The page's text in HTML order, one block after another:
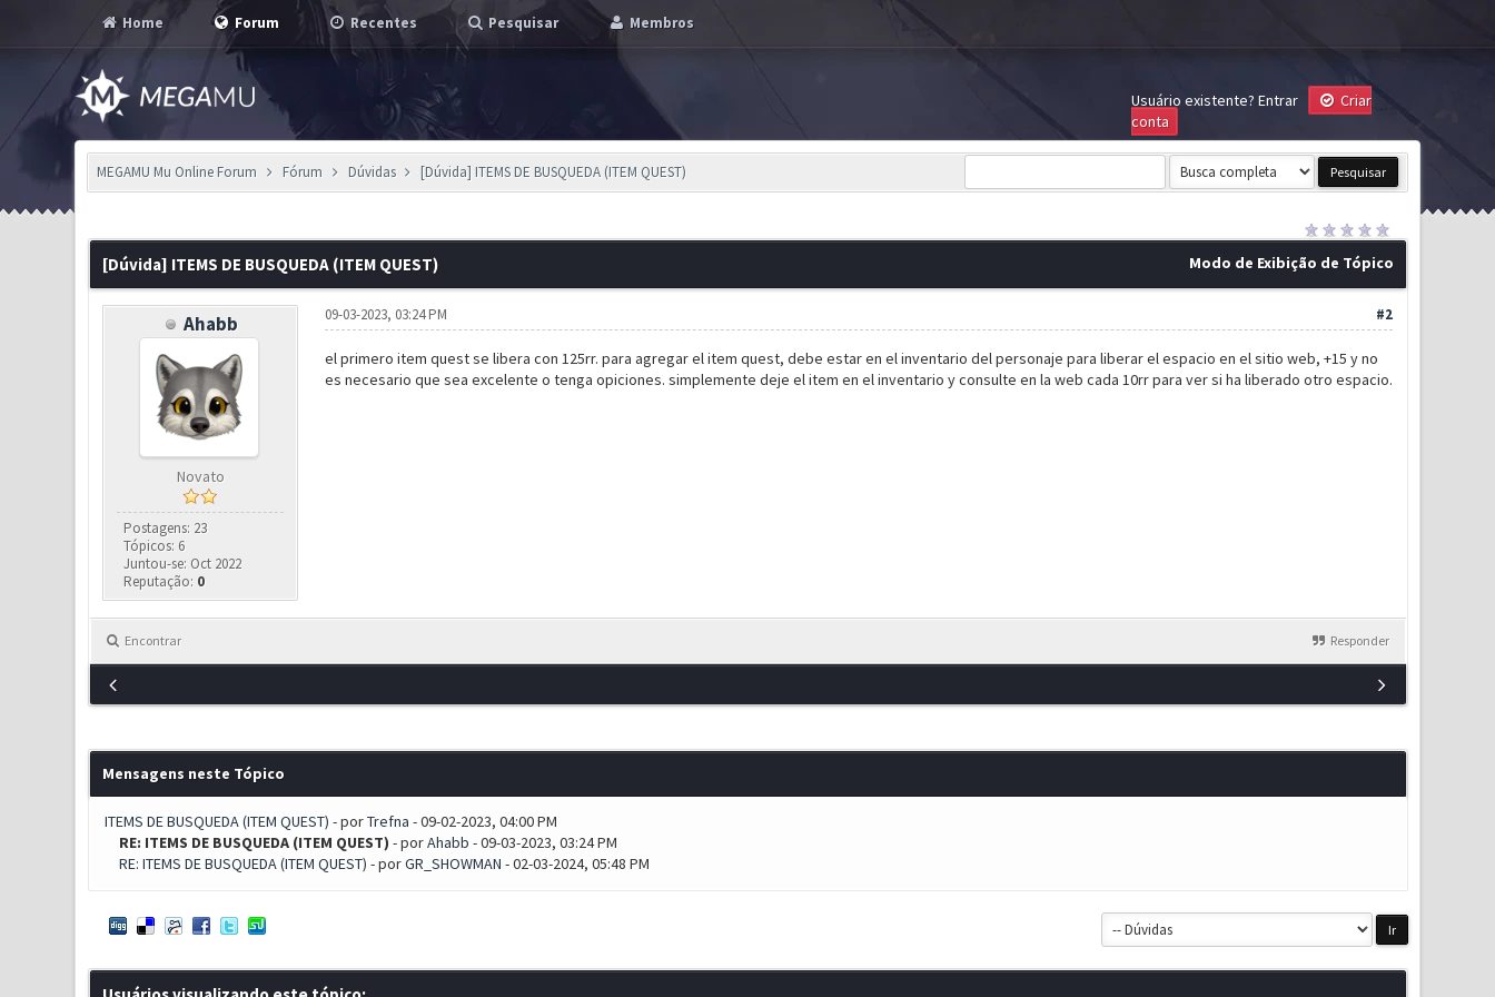
Home Forum Recentes Pesquisar Membros
Usuário existente? Entrar
Criar
conta
MEGAMU Mu Online Forum Fórum Dúvidas [Dúvida] ITEMS DE BUSQUEDA (ITEM QUEST)
Modo de Exibição de Tópico
[Dúvida] ITEMS DE BUSQUEDA (ITEM QUEST)
Ahabb
Novato
Postagens: 23
Tópicos: 6
Juntou-se: Oct 2022
Reputação: 0
#2
09-03-2023, 03:24 PM
el primero item quest se libera con 125rr. para agregar el item quest, debe estar en el inventario del personaje para liberar el espacio en el sitio web, +15 y no
es necesario que sea excelente o tenga opiciones. simplemente deje el item en el inventario y consulte en la web cada 10rr para ver si ha liberado otro espacio.
Encontrar Responder
Mensagens neste Tópico
ITEMS DE BUSQUEDA (ITEM QUEST) - porTrefna - 09-02-2023, 04:00 PM
RE: ITEMS DE BUSQUEDA (ITEM QUEST) - porAhabb - 09-03-2023, 03:24 PM
RE: ITEMS DE BUSQUEDA (ITEM QUEST) - porGR_SHOWMAN - 02-03-2024, 05:48 PM